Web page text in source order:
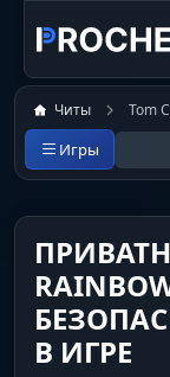
Читы Tom
Игры
В ИГРЕ